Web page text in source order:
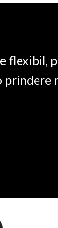
flexibil,
prindere